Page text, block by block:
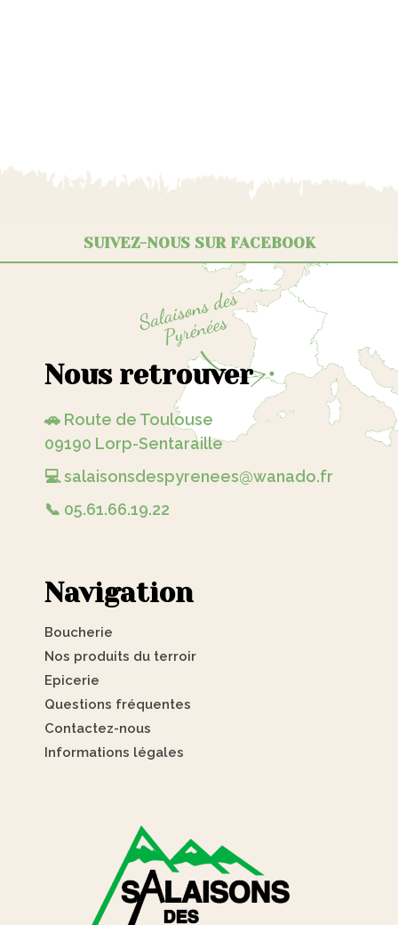
SUIVEZ-NOUS SUR FACEBOOK
Nous retrouver
🚗 Route de Toulouse
09190 Lorp-Sentaraille
💻 salaisonsdespyrenees@wanado.fr
📞 05.61.66.19.22
Navigation
Boucherie
Nos produits du terroir
Epicerie
Questions fréquentes
Contactez-nous
Informations légales